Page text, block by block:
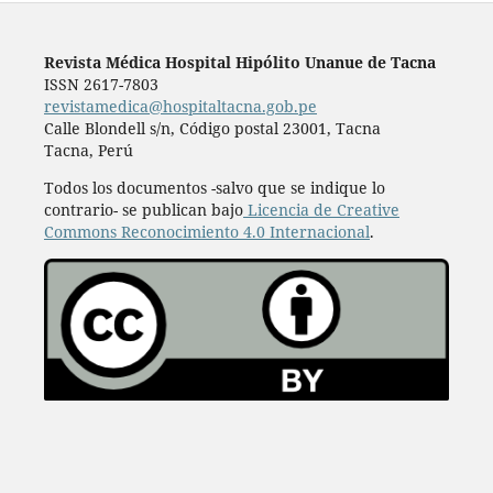
Revista Médica Hospital Hipólito Unanue de Tacna
ISSN 2617-7803
revistamedica@hospitaltacna.gob.pe
Calle Blondell s/n, Código postal 23001, Tacna
Tacna, Perú
Todos los documentos -salvo que se indique lo
contrario- se publican bajoLicencia de Creative
Commons Reconocimiento 4.0 Internacional.